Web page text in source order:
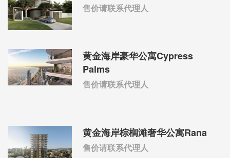
售价请联系代理人
黄金海岸豪华公寓Cypress
Palms
售价请联系代理人
黄金海岸棕榈滩奢华公寓Rana
售价请联系代理人